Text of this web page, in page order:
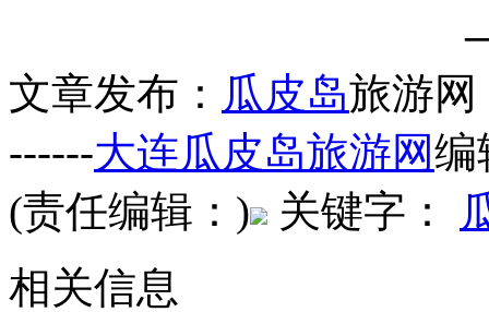
文章发布： 瓜皮岛旅游网
------大连瓜皮岛旅游网编
(责任编辑：)
关键字：
相关信息